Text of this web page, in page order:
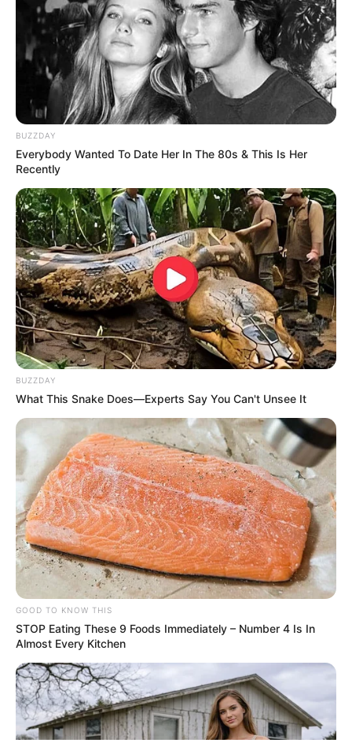
ΤΑΥΤΟΤΗΤΑ ΚΑΙ ΕΠΙΚΟΙΝΩΝΙΑ ΟΡΟΙ ΧΡΗΣΗΣ
© 2025 EVIANEWS του Γιώργου Κουτσελίνη
BUZZDAY
Everybody Wanted To Date Her In The 80s & This Is Her
Recently
BUZZDAY
What This Snake Does—Experts Say You Can't Unsee It
GOOD TO KNOW THIS
STOP Eating These 9 Foods Immediately – Number 4 Is In
Almost Every Kitchen